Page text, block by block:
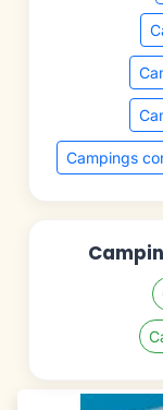
Campings